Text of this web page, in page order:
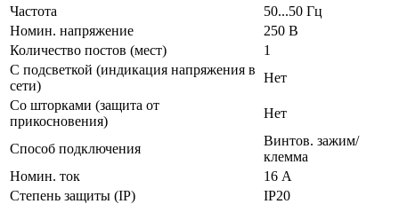
Частота
50...50 Гц
Номин. напряжение
250 В
Количество постов (мест)
1
С подсветкой (индикация напряжения в
сети)
Нет
Со шторками (защита от
прикосновения)
Нет
Способ подключения
Винтов. зажим/
клемма
Номин. ток
16 А
Степень защиты (IP)
IP20